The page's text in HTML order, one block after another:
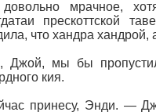
мрачное,
прескоттской
что хандра
мы бы
кия.
принесу, Энди. —